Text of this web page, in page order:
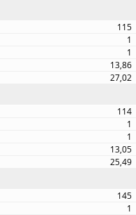
115
1
1
13,86
27,02
114
1
1
13,05
25,49
145
1